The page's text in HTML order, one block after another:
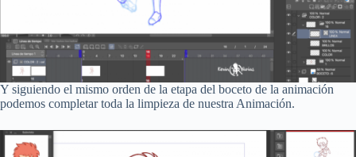
Y siguiendo el mismo orden de la etapa del boceto de la animación
podemos completar toda la limpieza de nuestra Animación.